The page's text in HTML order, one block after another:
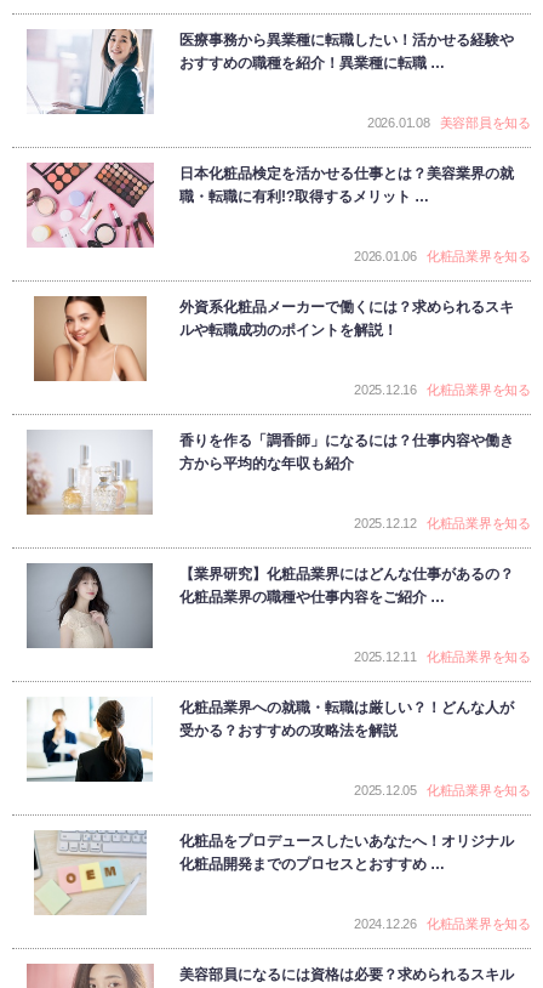
医療事務から異業種に転職したい！活かせる経験や
おすすめの職種を紹介！異業種に転職 …
2026.01.08 美容部員を知る
日本化粧品検定を活かせる仕事とは？美容業界の就
職・転職に有利!?取得するメリット …
2026.01.06 化粧品業界を知る
外資系化粧品メーカーで働くには？求められるスキ
ルや転職成功のポイントを解説！
2025.12.16 化粧品業界を知る
香りを作る「調香師」になるには？仕事内容や働き
方から平均的な年収も紹介
2025.12.12 化粧品業界を知る
【業界研究】化粧品業界にはどんな仕事があるの？
化粧品業界の職種や仕事内容をご紹介 …
2025.12.11 化粧品業界を知る
化粧品業界への就職・転職は厳しい？！どんな人が
受かる？おすすめの攻略法を解説
2025.12.05 化粧品業界を知る
化粧品をプロデュースしたいあなたへ！オリジナル
化粧品開発までのプロセスとおすすめ …
2024.12.26 化粧品業界を知る
美容部員になるには資格は必要？求められるスキル